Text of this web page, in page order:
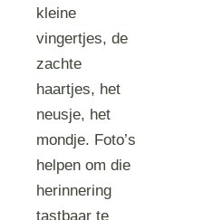
kleine
vingertjes, de
zachte
haartjes, het
neusje, het
mondje. Foto’s
helpen om die
herinnering
tastbaar te